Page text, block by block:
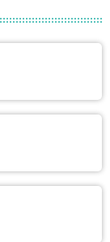
și
pentru